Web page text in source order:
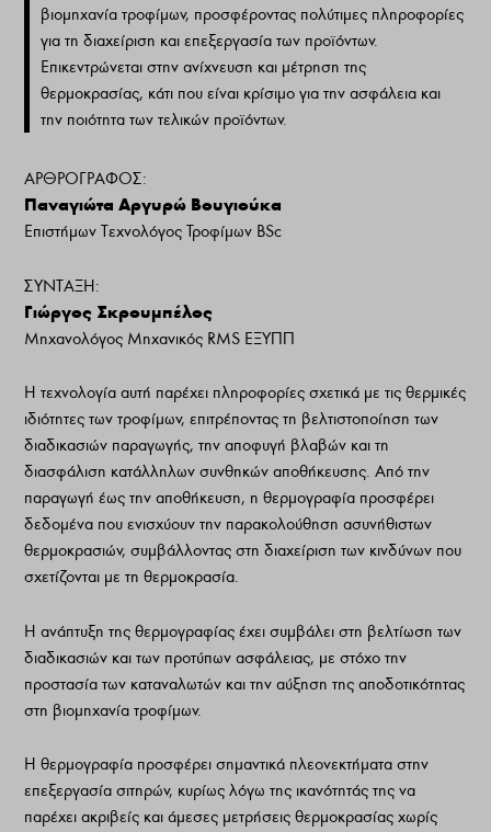
βιομηχανία τροφίμων, προσφέροντας πολύτιμες πληροφορίες
για τη διαχείριση και επεξεργασία των προϊόντων.
Επικεντρώνεται στην ανίχνευση και μέτρηση της
θερμοκρασίας, κάτι που είναι κρίσιμο για την ασφάλεια και
την ποιότητα των τελικών προϊόντων.
ΑΡΘΡΟΓΡΑΦΟΣ:
Παναγιώτα Αργυρώ Βουγιούκα
Επιστήμων Τεχνολόγος Τροφίμων BSc
ΣΥΝΤΑΞΗ:
Γιώργος Σκρουμπέλος
Μηχανολόγος Μηχανικός RMS ΕΞΥΠΠ
Η τεχνολογία αυτή παρέχει πληροφορίες σχετικά με τις θερμικές
ιδιότητες των τροφίμων, επιτρέποντας τη βελτιστοποίηση των
διαδικασιών παραγωγής, την αποφυγή βλαβών και τη
διασφάλιση κατάλληλων συνθηκών αποθήκευσης. Από την
παραγωγή έως την αποθήκευση, η θερμογραφία προσφέρει
δεδομένα που ενισχύουν την παρακολούθηση ασυνήθιστων
θερμοκρασιών, συμβάλλοντας στη διαχείριση των κινδύνων που
σχετίζονται με τη θερμοκρασία.
Η ανάπτυξη της θερμογραφίας έχει συμβάλει στη βελτίωση των
διαδικασιών και των προτύπων ασφάλειας, με στόχο την
προστασία των καταναλωτών και την αύξηση της αποδοτικότητας
στη βιομηχανία τροφίμων.
Η θερμογραφία προσφέρει σημαντικά πλεονεκτήματα στην
επεξεργασία σιτηρών, κυρίως λόγω της ικανότητάς της να
παρέχει ακριβείς και άμεσες μετρήσεις θερμοκρασίας χωρίς